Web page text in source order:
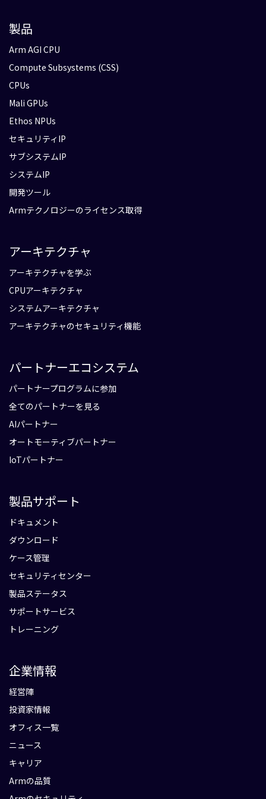
製品
Arm AGI CPU
Compute Subsystems (CSS)
CPUs
Mali GPUs
Ethos NPUs
セキュリティIP
サブシステムIP
システムIP
開発ツール
Armテクノロジーのライセンス取得
アーキテクチャ
アーキテクチャを学ぶ
CPUアーキテクチャ
システムアーキテクチャ
アーキテクチャのセキュリティ機能
パートナーエコシステム
パートナープログラムに参加
全てのパートナーを見る
AIパートナー
オートモーティブパートナー
IoTパートナー
製品サポート
ドキュメント
ダウンロード
ケース管理
セキュリティセンター
製品ステータス
サポートサービス
トレーニング
企業情報
経営陣
投資家情報
オフィス一覧
ニュース
キャリア
Armの品質